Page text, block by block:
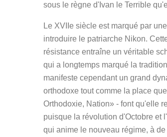
sous le règne d'Ivan le Terrible
Le XVIIe siècle est marqué par
introduire le patriarche Nikon.
résistance entraîne un véritable
qui a longtemps marqué la
manifeste cependant un grand
orthodoxe tout comme la place
Orthodoxie, Nation» - font qu'elle
puisque la révolution d'Octobre et
qui anime le nouveau régime, à